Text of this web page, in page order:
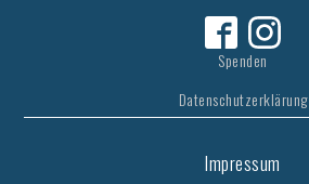
Spenden
Datenschutzerklärung
Impressum